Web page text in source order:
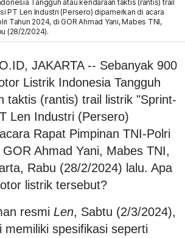
Tangguh atau kendaraan taktis (rantis) trail
PT Len Industri (Persero) dipamerkan di acara
Tahun 2024, di GOR Ahmad Yani, Mabes TNI,
(28/2/2024).
JAKARTA -- Sebanyak 900
Listrik Indonesia Tangguh
taktis (rantis) trail listrik "Sprint-
Len Industri (Persero)
Rapat Pimpinan TNI-Polri
Ahmad Yani, Mabes TNI,
Rabu (28/2/2024) lalu. Apa
listrik tersebut?
resmi Len, Sabtu (2/3/2024),
memiliki spesifikasi seperti